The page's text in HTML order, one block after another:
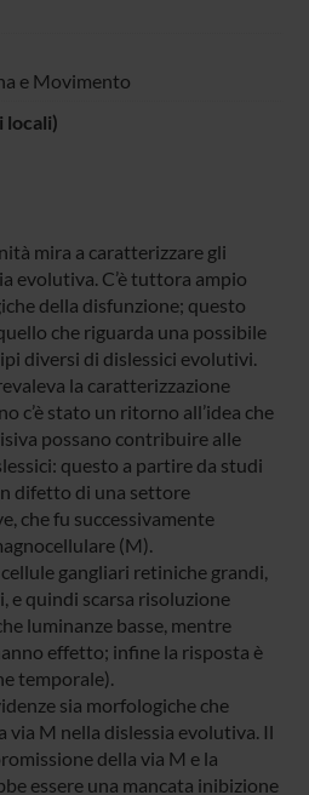
e Movimento
locali)
mira a caratterizzare gli
evolutiva. C’è tuttora ampio
della disfunzione; questo
che riguarda una possibile
diversi di dislessici evolutivi.
la caratterizzazione
c’è stato un ritorno all’idea che
possano contribuire alle
questo a partire da studi
difetto di una settore
che fu successivamente
(M).
gangliari retiniche grandi,
e quindi scarsa risoluzione
luminanze basse, mentre
effetto; infine la risposta è
temporale).
sia morfologiche che
M nella dislessia evolutiva. Il
della via M e la
essere una mancata inibizione